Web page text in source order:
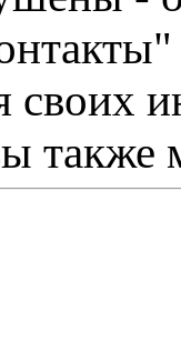
также